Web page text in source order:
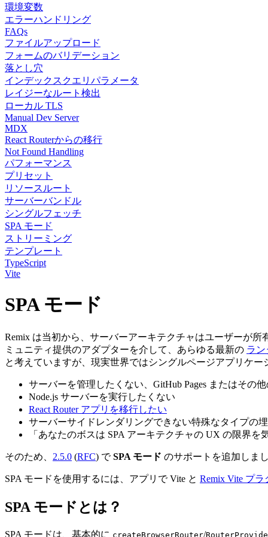
環境変数
エラーハンドリング
FAQs
ファイルアップロード
フォームのバリデーション
落とし穴
インデックスクエリパラメータ
レイジーなルート検出
ローカル TLS
Manual Dev Server
MDX
React Routerからの移行
Not Found Handling
パフォーマンス
プリセット
リソースルート
サーバーバンドル
シングルフェッチ
SPA モード
ストリーミング
テンプレート
TypeScript
Vite
SPA モード
Remix は当初から、サーバーアーキテクチャはユーザーが
ミュニティ提供のアダプターを介して、あらゆる最新の ラン
と考えていますが、現実世界ではシングルページアプリケ
サーバーを管理したくない、GitHub Pages またはその
Node.js サーバーを実行したくない
React Router アプリを移行したい
サーバーサイドレンダリングできない特殊なタイプの
「あなたのボスは SPA アーキテクチャの UX の限界
そのため、 2.5.0 (RFC) でSPA モード のサポートを追加しま
SPA モードを使用するには、アプリで Vite と Remix Vite プラ
SPA モードとは？
SPA モードは、基本的に createBrowserRouter/